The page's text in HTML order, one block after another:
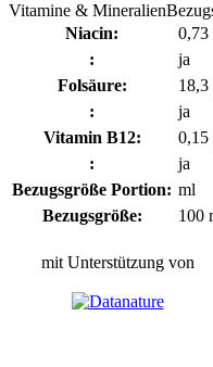
Vitamine &
Niacin:
0,73
:
ja
Folsäure:
18,3
:
ja
Vitamin B12:
0,15
:
ja
Bezugsgröße Portion: ml
Bezugsgröße:
100
mit Unterstützung von